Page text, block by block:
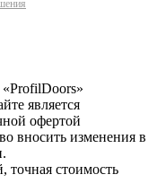
является
офертой
вносить изменения в
точная стоимость